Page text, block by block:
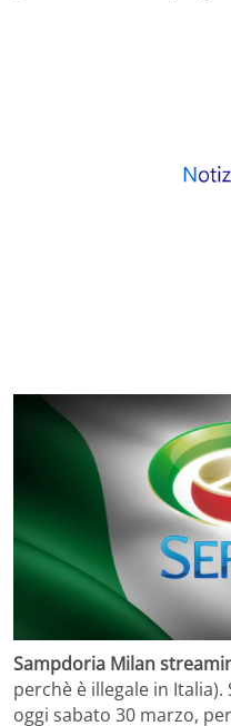
Sampdoria Milan
perchè è illegale in
oggi sabato 30 marzo,